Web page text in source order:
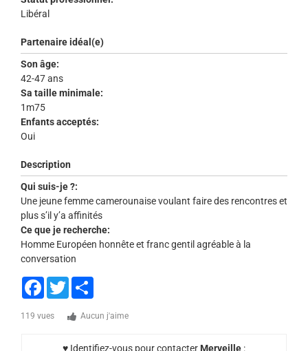
Libéral
Partenaire idéal(e)
Son âge:
42-47 ans
Sa taille minimale:
1m75
Enfants acceptés:
Oui
Description
Qui suis-je ?:
Une jeune femme camerounaise voulant faire des rencontres et
plus s’il y’a affinités
Ce que je recherche:
Homme Européen honnête et franc gentil agréable à la
conversation
Facebook
Twitter
119 vues Aucun j'aime
♥ Identifiez-vous pour contacter Merveille :